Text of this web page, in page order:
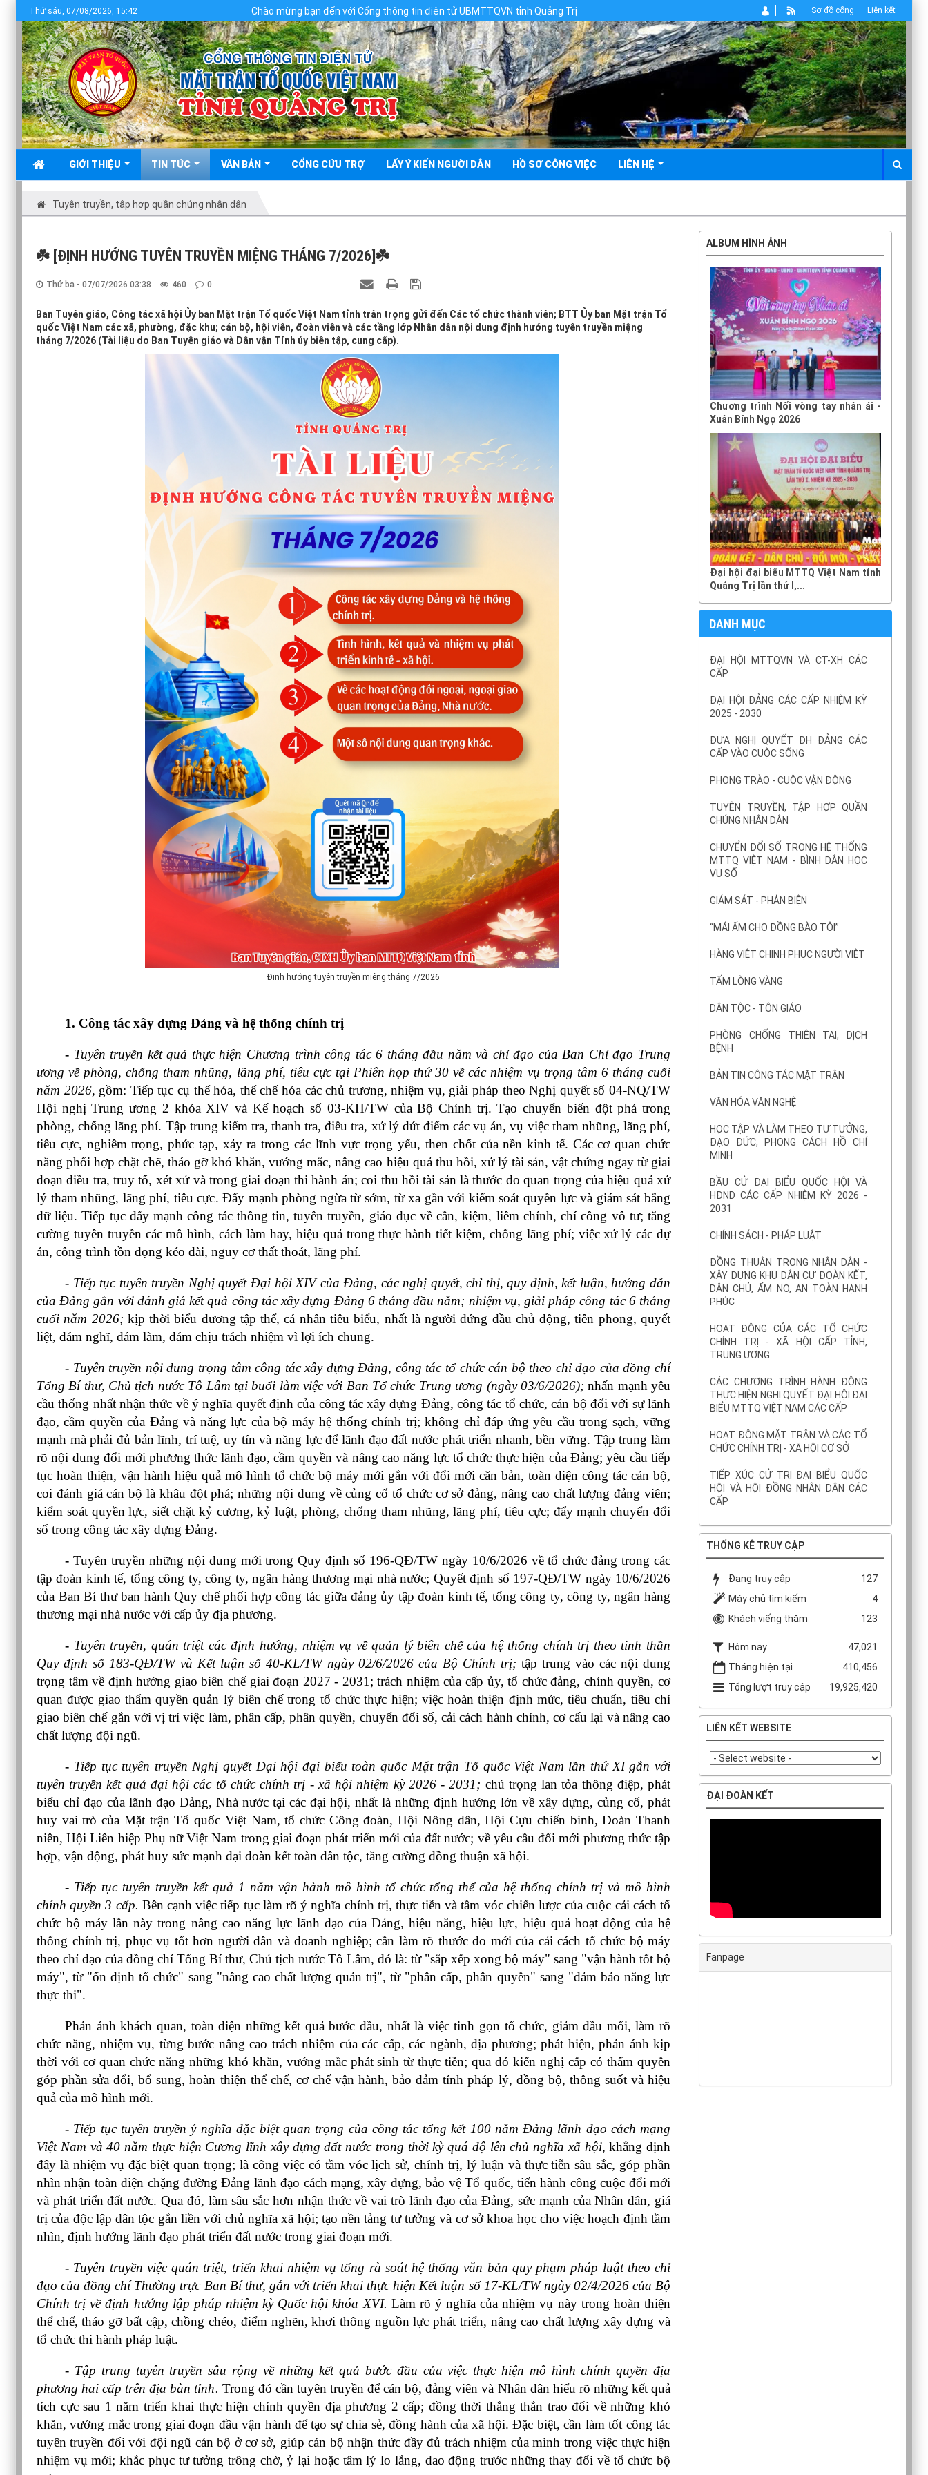
GIỚI THIỆU TIN TỨC VĂN BẢN CỔNG CỨU TRỢ LẤY Ý KIẾN NGƯỜI DÂN HỒ SƠ CÔNG VIỆC LIÊN HỆ
Thứ sáu, 07/08/2026, 15:42 Chào mừng bạn đến với Cổng thông tin điện tử UBMTTQVN tỉnh Quảng Trị Sơ đồ cổng Liên kết
Tuyên truyền, tập hợp quần chúng nhân dân
☘️ [ĐỊNH HƯỚNG TUYÊN TRUYỀN MIỆNG THÁNG 7/2026]☘️
Thứ ba - 07/07/2026 03:38 460 0
Ban Tuyên giáo, Công tác xã hội Ủy ban Mặt trận Tổ quốc Việt Nam tỉnh trân trọng gửi đến Các tổ chức thành viên; BTT Ủy ban Mặt trận Tổ
quốc Việt Nam các xã, phường, đặc khu; cán bộ, hội viên, đoàn viên và các tầng lớp Nhân dân nội dung định hướng tuyên truyền miệng
tháng 7/2026 (Tài liệu do Ban Tuyên giáo và Dân vận Tỉnh ủy biên tập, cung cấp).
Định hướng tuyên truyền miệng tháng 7/2026
1. Công tác xây dựng Đảng và hệ thống chính trị
- Tuyên truyền kết quả thực hiện Chương trình công tác 6 tháng đầu năm và chỉ đạo của Ban Chỉ đạo Trung
ương về phòng, chống tham nhũng, lãng phí, tiêu cực tại Phiên họp thứ 30 về các nhiệm vụ trọng tâm 6 tháng cuối
năm 2026, gồm: Tiếp tục cụ thể hóa, thể chế hóa các chủ trương, nhiệm vụ, giải pháp theo Nghị quyết số 04-NQ/TW
Hội nghị Trung ương 2 khóa XIV và Kế hoạch số 03-KH/TW của Bộ Chính trị. Tạo chuyển biến đột phá trong
phòng, chống lãng phí. Tập trung kiểm tra, thanh tra, điều tra, xử lý dứt điểm các vụ án, vụ việc tham nhũng, lãng phí,
tiêu cực, nghiêm trọng, phức tạp, xảy ra trong các lĩnh vực trọng yếu, then chốt của nền kinh tế. Các cơ quan chức
năng phối hợp chặt chẽ, tháo gỡ khó khăn, vướng mắc, nâng cao hiệu quả thu hồi, xử lý tài sản, vật chứng ngay từ giai
đoạn điều tra, truy tố, xét xử và trong giai đoạn thi hành án; coi thu hồi tài sản là thước đo quan trọng của hiệu quả xử
lý tham nhũng, lãng phí, tiêu cực. Đẩy mạnh phòng ngừa từ sớm, từ xa gắn với kiểm soát quyền lực và giám sát bằng
dữ liệu. Tiếp tục đẩy mạnh công tác thông tin, tuyên truyền, giáo dục về cần, kiệm, liêm chính, chí công vô tư; tăng
cường tuyên truyền các mô hình, cách làm hay, hiệu quả trong thực hành tiết kiệm, chống lãng phí; việc xử lý các dự
án, công trình tồn đọng kéo dài, nguy cơ thất thoát, lãng phí.
- Tiếp tục tuyên truyền Nghị quyết Đại hội XIV của Đảng, các nghị quyết, chỉ thị, quy định, kết luận, hướng dẫn
của Đảng gắn với đánh giá kết quả công tác xây dựng Đảng 6 tháng đầu năm; nhiệm vụ, giải pháp công tác 6 tháng
cuối năm 2026; kịp thời biểu dương tập thể, cá nhân tiêu biểu, nhất là người đứng đầu chủ động, tiên phong, quyết
liệt, dám nghĩ, dám làm, dám chịu trách nhiệm vì lợi ích chung.
- Tuyên truyền nội dung trọng tâm công tác xây dựng Đảng, công tác tổ chức cán bộ theo chỉ đạo của đồng chí
Tổng Bí thư, Chủ tịch nước Tô Lâm tại buổi làm việc với Ban Tổ chức Trung ương (ngày 03/6/2026); nhấn mạnh yêu
cầu thống nhất nhận thức về ý nghĩa quyết định của công tác xây dựng Đảng, công tác tổ chức, cán bộ đối với sự lãnh
đạo, cầm quyền của Đảng và năng lực của bộ máy hệ thống chính trị; không chỉ đáp ứng yêu cầu trong sạch, vững
mạnh mà phải đủ bản lĩnh, trí tuệ, uy tín và năng lực để lãnh đạo đất nước phát triển nhanh, bền vững. Tập trung làm
rõ nội dung đổi mới phương thức lãnh đạo, cầm quyền và nâng cao năng lực tổ chức thực hiện của Đảng; yêu cầu tiếp
tục hoàn thiện, vận hành hiệu quả mô hình tổ chức bộ máy mới gắn với đổi mới căn bản, toàn diện công tác cán bộ,
coi đánh giá cán bộ là khâu đột phá; những nội dung về củng cố tổ chức cơ sở đảng, nâng cao chất lượng đảng viên;
kiểm soát quyền lực, siết chặt kỷ cương, kỷ luật, phòng, chống tham nhũng, lãng phí, tiêu cực; đẩy mạnh chuyển đổi
số trong công tác xây dựng Đảng.
- Tuyên truyền những nội dung mới trong Quy định số 196-QĐ/TW ngày 10/6/2026 về tổ chức đảng trong các
tập đoàn kinh tế, tổng công ty, công ty, ngân hàng thương mại nhà nước; Quyết định số 197-QĐ/TW ngày 10/6/2026
của Ban Bí thư ban hành Quy chế phối hợp công tác giữa đảng ủy tập đoàn kinh tế, tổng công ty, công ty, ngân hàng
thương mại nhà nước với cấp ủy địa phương.
- Tuyên truyền, quán triệt các định hướng, nhiệm vụ về quản lý biên chế của hệ thống chính trị theo tinh thần
Quy định số 183-QĐ/TW và Kết luận số 40-KL/TW ngày 02/6/2026 của Bộ Chính trị; tập trung vào các nội dung
trọng tâm về định hướng giao biên chế giai đoạn 2027 - 2031; trách nhiệm của cấp ủy, tổ chức đảng, chính quyền, cơ
quan được giao thẩm quyền quản lý biên chế trong tổ chức thực hiện; việc hoàn thiện định mức, tiêu chuẩn, tiêu chí
giao biên chế gắn với vị trí việc làm, phân cấp, phân quyền, chuyển đổi số, cải cách hành chính, cơ cấu lại và nâng cao
chất lượng đội ngũ.
- Tiếp tục tuyên truyền Nghị quyết Đại hội đại biểu toàn quốc Mặt trận Tổ quốc Việt Nam lần thứ XI gắn với
tuyên truyền kết quả đại hội các tổ chức chính trị - xã hội nhiệm kỳ 2026 - 2031; chú trọng lan tỏa thông điệp, phát
biểu chỉ đạo của lãnh đạo Đảng, Nhà nước tại các đại hội, nhất là những định hướng lớn về xây dựng, củng cố, phát
huy vai trò của Mặt trận Tổ quốc Việt Nam, tổ chức Công đoàn, Hội Nông dân, Hội Cựu chiến binh, Đoàn Thanh
niên, Hội Liên hiệp Phụ nữ Việt Nam trong giai đoạn phát triển mới của đất nước; về yêu cầu đổi mới phương thức tập
hợp, vận động, phát huy sức mạnh đại đoàn kết toàn dân tộc, tăng cường đồng thuận xã hội.
- Tiếp tục tuyên truyền kết quả 1 năm vận hành mô hình tổ chức tổng thể của hệ thống chính trị và mô hình
chính quyền 3 cấp. Bên cạnh việc tiếp tục làm rõ ý nghĩa chính trị, thực tiễn và tầm vóc chiến lược của cuộc cải cách tổ
chức bộ máy lần này trong nâng cao năng lực lãnh đạo của Đảng, hiệu năng, hiệu lực, hiệu quả hoạt động của hệ
thống chính trị, phục vụ tốt hơn người dân và doanh nghiệp; cần làm rõ thước đo mới của cải cách tổ chức bộ máy
theo chỉ đạo của đồng chí Tổng Bí thư, Chủ tịch nước Tô Lâm, đó là: từ "sắp xếp xong bộ máy" sang "vận hành tốt bộ
máy", từ "ổn định tổ chức" sang "nâng cao chất lượng quản trị", từ "phân cấp, phân quyền" sang "đảm bảo năng lực
thực thi".
Phản ánh khách quan, toàn diện những kết quả bước đầu, nhất là việc tinh gọn tổ chức, giảm đầu mối, làm rõ
chức năng, nhiệm vụ, từng bước nâng cao trách nhiệm của các cấp, các ngành, địa phương; phát hiện, phản ánh kịp
thời với cơ quan chức năng những khó khăn, vướng mắc phát sinh từ thực tiễn; qua đó kiến nghị cấp có thẩm quyền
góp phần sửa đổi, bổ sung, hoàn thiện thể chế, cơ chế vận hành, bảo đảm tính pháp lý, đồng bộ, thông suốt và hiệu
quả của mô hình mới.
- Tiếp tục tuyên truyền ý nghĩa đặc biệt quan trọng của công tác tổng kết 100 năm Đảng lãnh đạo cách mạng
Việt Nam và 40 năm thực hiện Cương lĩnh xây dựng đất nước trong thời kỳ quá độ lên chủ nghĩa xã hội, khẳng định
đây là nhiệm vụ đặc biệt quan trọng; là công việc có tầm vóc lịch sử, chính trị, lý luận và thực tiễn sâu sắc, góp phần
nhìn nhận toàn diện chặng đường Đảng lãnh đạo cách mạng, xây dựng, bảo vệ Tổ quốc, tiến hành công cuộc đổi mới
và phát triển đất nước. Qua đó, làm sâu sắc hơn nhận thức về vai trò lãnh đạo của Đảng, sức mạnh của Nhân dân, giá
trị của độc lập dân tộc gắn liền với chủ nghĩa xã hội; tạo nền tảng tư tưởng và cơ sở khoa học cho việc hoạch định tầm
nhìn, định hướng lãnh đạo phát triển đất nước trong giai đoạn mới.
- Tuyên truyền việc quán triệt, triển khai nhiệm vụ tổng rà soát hệ thống văn bản quy phạm pháp luật theo chỉ
đạo của đồng chí Thường trực Ban Bí thư, gắn với triển khai thực hiện Kết luận số 17-KL/TW ngày 02/4/2026 của Bộ
Chính trị về định hướng lập pháp nhiệm kỳ Quốc hội khóa XVI. Làm rõ ý nghĩa của nhiệm vụ này trong hoàn thiện
thể chế, tháo gỡ bất cập, chồng chéo, điểm nghẽn, khơi thông nguồn lực phát triển, nâng cao chất lượng xây dựng và
tổ chức thi hành pháp luật.
- Tập trung tuyên truyền sâu rộng về những kết quả bước đầu của việc thực hiện mô hình chính quyền địa
phương hai cấp trên địa bàn tỉnh. Trong đó cần tuyên truyền để cán bộ, đảng viên và Nhân dân hiểu rõ những kết quả
tích cực sau 1 năm triển khai thực hiện chính quyền địa phương 2 cấp; đồng thời thẳng thắn trao đổi về những khó
khăn, vướng mắc trong giai đoạn đầu vận hành để tạo sự chia sẻ, đồng hành của xã hội. Đặc biệt, cần làm tốt công tác
tuyên truyền đối với đội ngũ cán bộ ở cơ sở, giúp cán bộ nhận thức đầy đủ trách nhiệm của mình trong việc thực hiện
nhiệm vụ mới; khắc phục tư tưởng trông chờ, ỷ lại hoặc tâm lý lo lắng, dao động trước những thay đổi về tổ chức bộ
ALBUM HÌNH ẢNH
Chương trình Nối vòng tay nhân ái -
Xuân Bính Ngọ 2026
Đại hội đại biểu MTTQ Việt Nam tỉnh
Quảng Trị lần thứ I,...
DANH MỤC
ĐẠI HỘI MTTQVN VÀ CT-XH CÁC
CẤP
ĐẠI HỘI ĐẢNG CÁC CẤP NHIỆM KỲ
2025 - 2030
ĐƯA NGHỊ QUYẾT ĐH ĐẢNG CÁC
CẤP VÀO CUỘC SỐNG
PHONG TRÀO - CUỘC VẬN ĐỘNG
TUYÊN TRUYỀN, TẬP HỢP QUẦN
CHÚNG NHÂN DÂN
CHUYỂN ĐỔI SỐ TRONG HỆ THỐNG
MTTQ VIỆT NAM - BÌNH DÂN HỌC
VỤ SỐ
GIÁM SÁT - PHẢN BIỆN
“MÁI ẤM CHO ĐỒNG BÀO TÔI”
HÀNG VIỆT CHINH PHỤC NGƯỜI VIỆT
TẤM LÒNG VÀNG
DÂN TỘC - TÔN GIÁO
PHÒNG CHỐNG THIÊN TAI, DỊCH
BỆNH
BẢN TIN CÔNG TÁC MẶT TRẬN
VĂN HÓA VĂN NGHỆ
HỌC TẬP VÀ LÀM THEO TƯ TƯỞNG,
ĐẠO ĐỨC, PHONG CÁCH HỒ CHÍ
MINH
BẦU CỬ ĐẠI BIỂU QUỐC HỘI VÀ
HĐND CÁC CẤP NHIỆM KỲ 2026 -
2031
CHÍNH SÁCH - PHÁP LUẬT
ĐỒNG THUẬN TRONG NHÂN DÂN -
XÂY DỰNG KHU DÂN CƯ ĐOÀN KẾT,
DÂN CHỦ, ẤM NO, AN TOÀN HẠNH
PHÚC
HOẠT ĐỘNG CỦA CÁC TỔ CHỨC
CHÍNH TRỊ - XÃ HỘI CẤP TỈNH,
TRUNG ƯƠNG
CÁC CHƯƠNG TRÌNH HÀNH ĐỘNG
THỰC HIỆN NGHỊ QUYẾT ĐẠI HỘI ĐẠI
BIỂU MTTQ VIỆT NAM CÁC CẤP
HOẠT ĐỘNG MẶT TRẬN VÀ CÁC TỔ
CHỨC CHÍNH TRỊ - XÃ HỘI CƠ SỞ
TIẾP XÚC CỬ TRI ĐẠI BIỂU QUỐC
HỘI VÀ HỘI ĐỒNG NHÂN DÂN CÁC
CẤP
THỐNG KÊ TRUY CẬP
Đang truy cập
127
Máy chủ tìm kiếm
4
Khách viếng thăm
123
Hôm nay
47,021
Tháng hiện tại
410,456
Tổng lượt truy cập
19,925,420
LIÊN KẾT WEBSITE
ĐẠI ĐOÀN KẾT
Fanpage